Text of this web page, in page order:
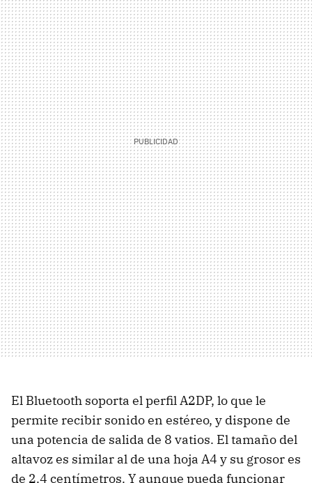
El Bluetooth soporta el perfil A2DP, lo que le
permite recibir sonido en estéreo, y dispone de
una potencia de salida de 8 vatios. El tamaño del
altavoz es similar al de una hoja A4 y su grosor es
de 2.4 centímetros. Y aunque pueda funcionar